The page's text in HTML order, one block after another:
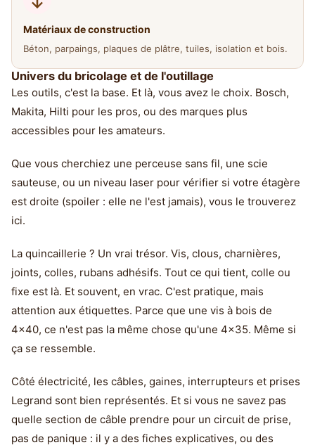
Matériaux de construction
Béton, parpaings, plaques de plâtre, tuiles, isolation et bois.
Univers du bricolage et de l'outillage
Les outils, c'est la base. Et là, vous avez le choix. Bosch,
Makita, Hilti pour les pros, ou des marques plus
accessibles pour les amateurs.
Que vous cherchiez une perceuse sans fil, une scie
sauteuse, ou un niveau laser pour vérifier si votre étagère
est droite (spoiler : elle ne l'est jamais), vous le trouverez
ici.
La quincaillerie ? Un vrai trésor. Vis, clous, charnières,
joints, colles, rubans adhésifs. Tout ce qui tient, colle ou
fixe est là. Et souvent, en vrac. C'est pratique, mais
attention aux étiquettes. Parce que une vis à bois de
4x40, ce n'est pas la même chose qu'une 4x35. Même si
ça se ressemble.
Côté électricité, les câbles, gaines, interrupteurs et prises
Legrand sont bien représentés. Et si vous ne savez pas
quelle section de câble prendre pour un circuit de prise,
pas de panique : il y a des fiches explicatives, ou des